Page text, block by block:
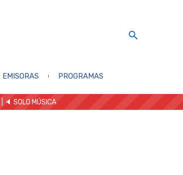
EMISORAS PROGRAMAS
🔈 SOLO MÚSICA